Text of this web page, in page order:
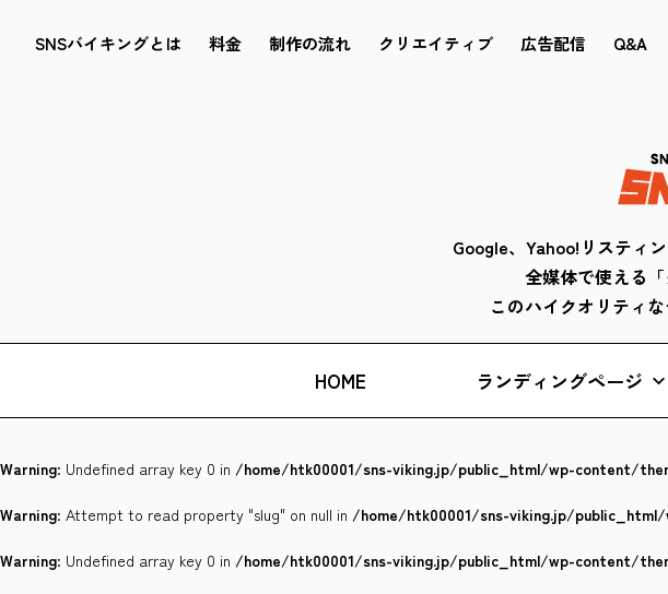
Google、Yahoo!リスティ
全媒体で使える
このハイクオリティ
SNSバイキングとは 料金 制作の流れ クリエイティブ 広告配信 Q&A
HOME ランディングページ
Warning: Undefined array key 0 in /home/htk00001/sns-viking.jp/public_html/wp-content/
Warning: Attempt to read property "slug" on null in /home/htk00001/sns-viking.jp/
Warning: Undefined array key 0 in /home/htk00001/sns-viking.jp/public_html/wp-content/